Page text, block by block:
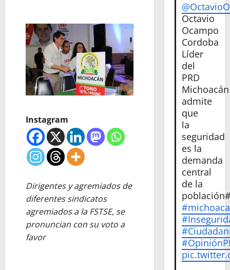
Instagram
Dirigentes y agremiados de
diferentes sindicatos
agremiados a la FSTSE, se
pronuncian con su voto a
favor
Octavio
Ocampo
Cordoba
Líder
del
PRD
Michoacán
admite
que
la
seguridad
es la
demanda
central
de la